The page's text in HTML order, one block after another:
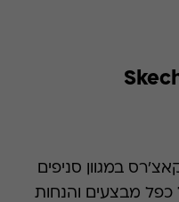
במגוון סניפים
כפל מבצעים והנחות